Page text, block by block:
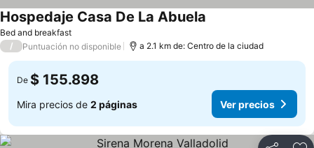
Bed and breakfast
Hospedaje Casa De La Abuela
/ Puntuación no disponible a 2.1 km de: Centro de la ciudad
De $ 155.898
Mira precios de 2 páginas Ver precios